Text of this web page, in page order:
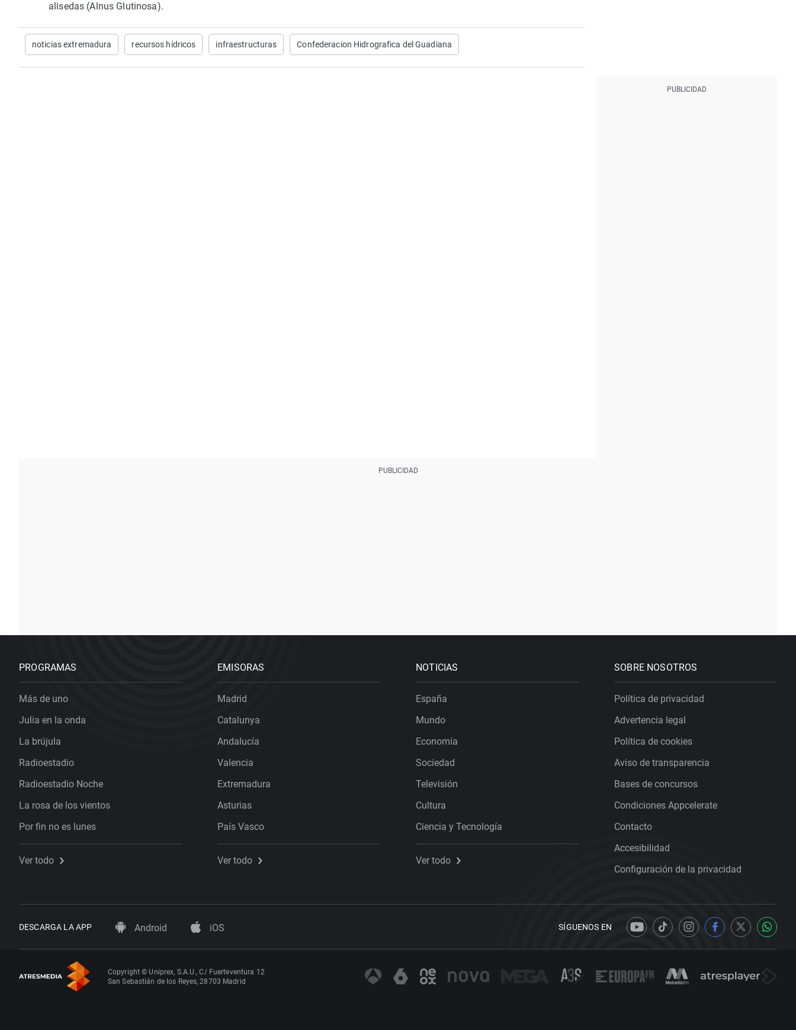
alisedas (Alnus Glutinosa).
noticias extremadura recursos hídricos infraestructuras Confederacion Hidrografica del Guadiana
PROGRAMAS
Más de uno
Julia en la onda
La brújula
Radioestadio
Radioestadio Noche
La rosa de los vientos
Por fin no es lunes
Ver todo
EMISORAS
Madrid
Catalunya
Andalucía
Valencia
Extremadura
Asturias
País Vasco
Ver todo
NOTICIAS
España
Mundo
Economía
Sociedad
Televisión
Cultura
Ciencia y Tecnología
Ver todo
SOBRE NOSOTROS
Política de privacidad
Advertencia legal
Política de cookies
Aviso de transparencia
Bases de concursos
Condiciones Appcelerate
Contacto
Accesibilidad
Configuración de la privacidad
DESCARGA LA APP Android iOS SÍGUENOS EN
Copyright © Uniprex, S.A.U., C/ Fuerteventura 12
San Sebastián de los Reyes, 28703 Madrid